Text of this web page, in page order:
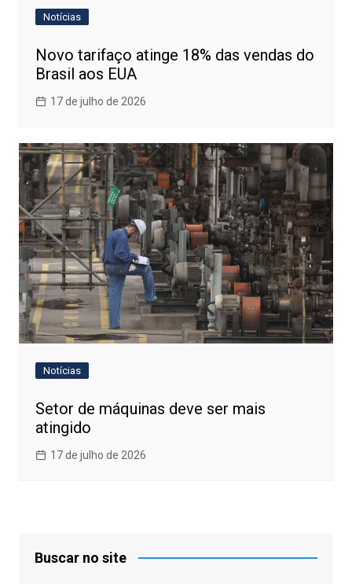
Notícias
Novo tarifaço atinge 18% das vendas do
Brasil aos EUA
17 de julho de 2026
Notícias
Setor de máquinas deve ser mais
atingido
17 de julho de 2026
Buscar no site